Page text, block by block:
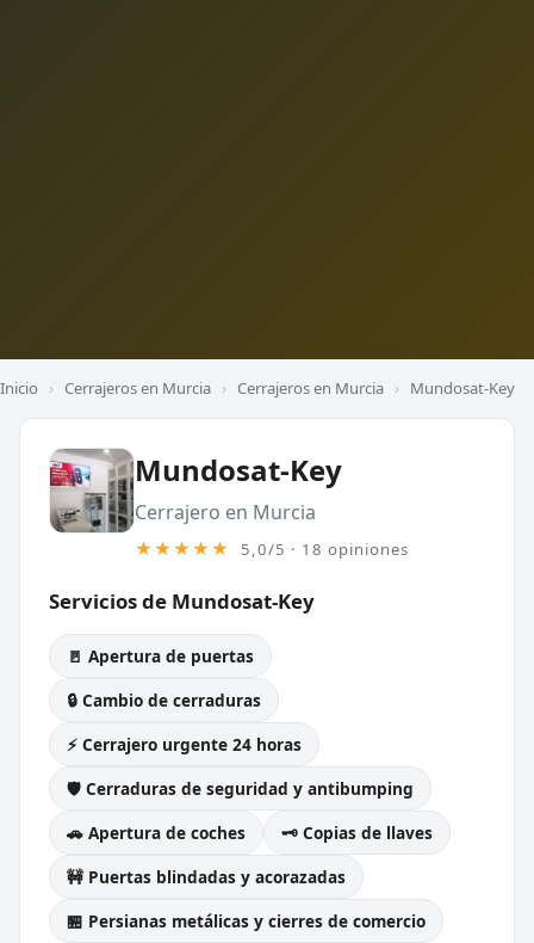
Inicio › Cerrajeros en Murcia › Cerrajeros en Murcia › Mundosat-Key
Mundosat-Key
Cerrajero en Murcia
★★★★★ 5,0/5 · 18 opiniones
Servicios de Mundosat-Key
🚪 Apertura de puertas
🔒 Cambio de cerraduras
⚡ Cerrajero urgente 24 horas
🛡️ Cerraduras de seguridad y antibumping
🚗 Apertura de coches
🗝️ Copias de llaves
🚧 Puertas blindadas y acorazadas
🏪 Persianas metálicas y cierres de comercio